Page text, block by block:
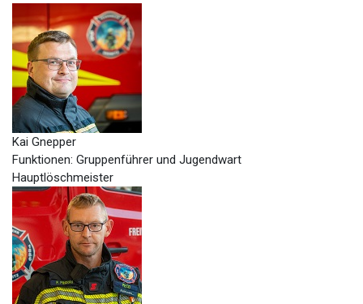
Kai Gnepper
Funktionen: Gruppenführer und Jugendwart
Hauptlöschmeister